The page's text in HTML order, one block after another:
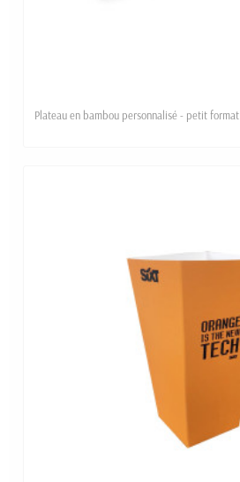
Plateau en bambou personnalisé - petit format